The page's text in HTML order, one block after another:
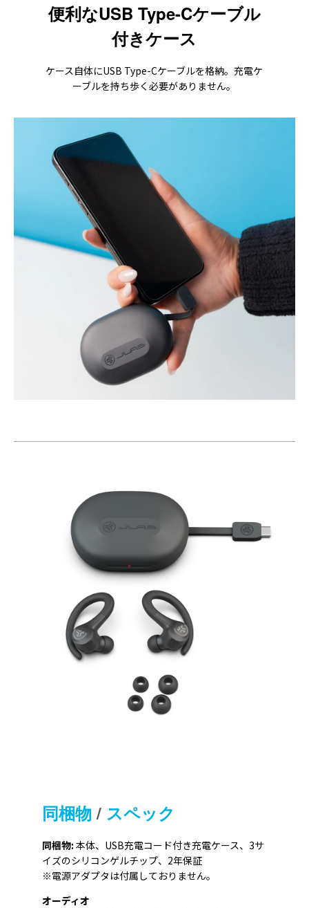
便利なUSB Type-Cケーブル
付きケース
ケース自体にUSB Type-Cケーブルを格納。充電ケ
ーブルを持ち歩く必要がありません。
同梱物 /スペック
同梱物: 本体、USB充電コード付き充電ケース、3サ
イズのシリコンゲルチップ、2年保証
※電源アダプタは付属しておりません。
オーディオ